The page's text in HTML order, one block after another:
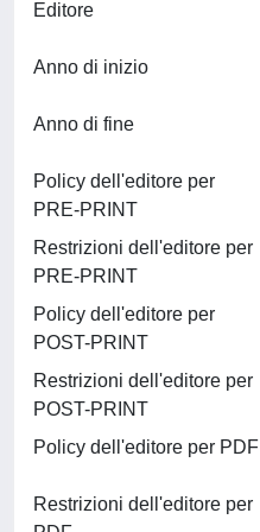
Editore
Anno di inizio
Anno di fine
Policy dell'editore per
PRE-PRINT
Restrizioni dell'editore per
PRE-PRINT
Policy dell'editore per
POST-PRINT
Restrizioni dell'editore per
POST-PRINT
Policy dell'editore per PDF
Restrizioni dell'editore per